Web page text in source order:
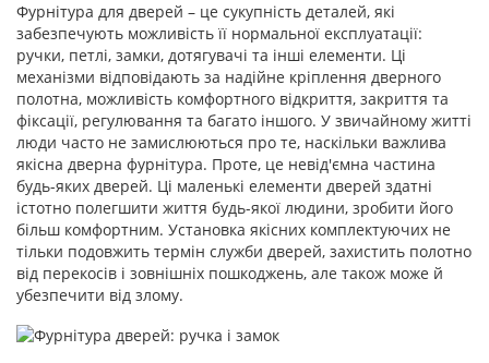
Фурнітура для дверей – це сукупність деталей, які
забезпечують можливість її нормальної експлуатації:
ручки, петлі, замки, дотягувачі та інші елементи. Ці
механізми відповідають за надійне кріплення дверного
полотна, можливість комфортного відкриття, закриття та
фіксації, регулювання та багато іншого. У звичайному житті
люди часто не замислюються про те, наскільки важлива
якісна дверна фурнітура. Проте, це невід'ємна частина
будь-яких дверей. Ці маленькі елементи дверей здатні
істотно полегшити життя будь-якої людини, зробити його
більш комфортним. Установка якісних комплектуючих не
тільки подовжить термін служби дверей, захистить полотно
від перекосів і зовнішніх пошкоджень, але також може й
убезпечити від злому.